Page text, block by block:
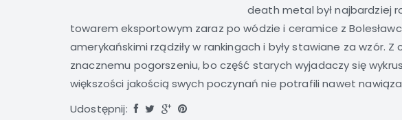
death metal był najbardziej
towarem eksportowym zaraz po wódzie i ceramice z
amerykańskimi rządziły w rankingach i były stawiane za wzór.
znacznemu pogorszeniu, bo część starych wyjadaczy się
większości jakością swych poczynań nie potrafili nawet
Udostępnij: